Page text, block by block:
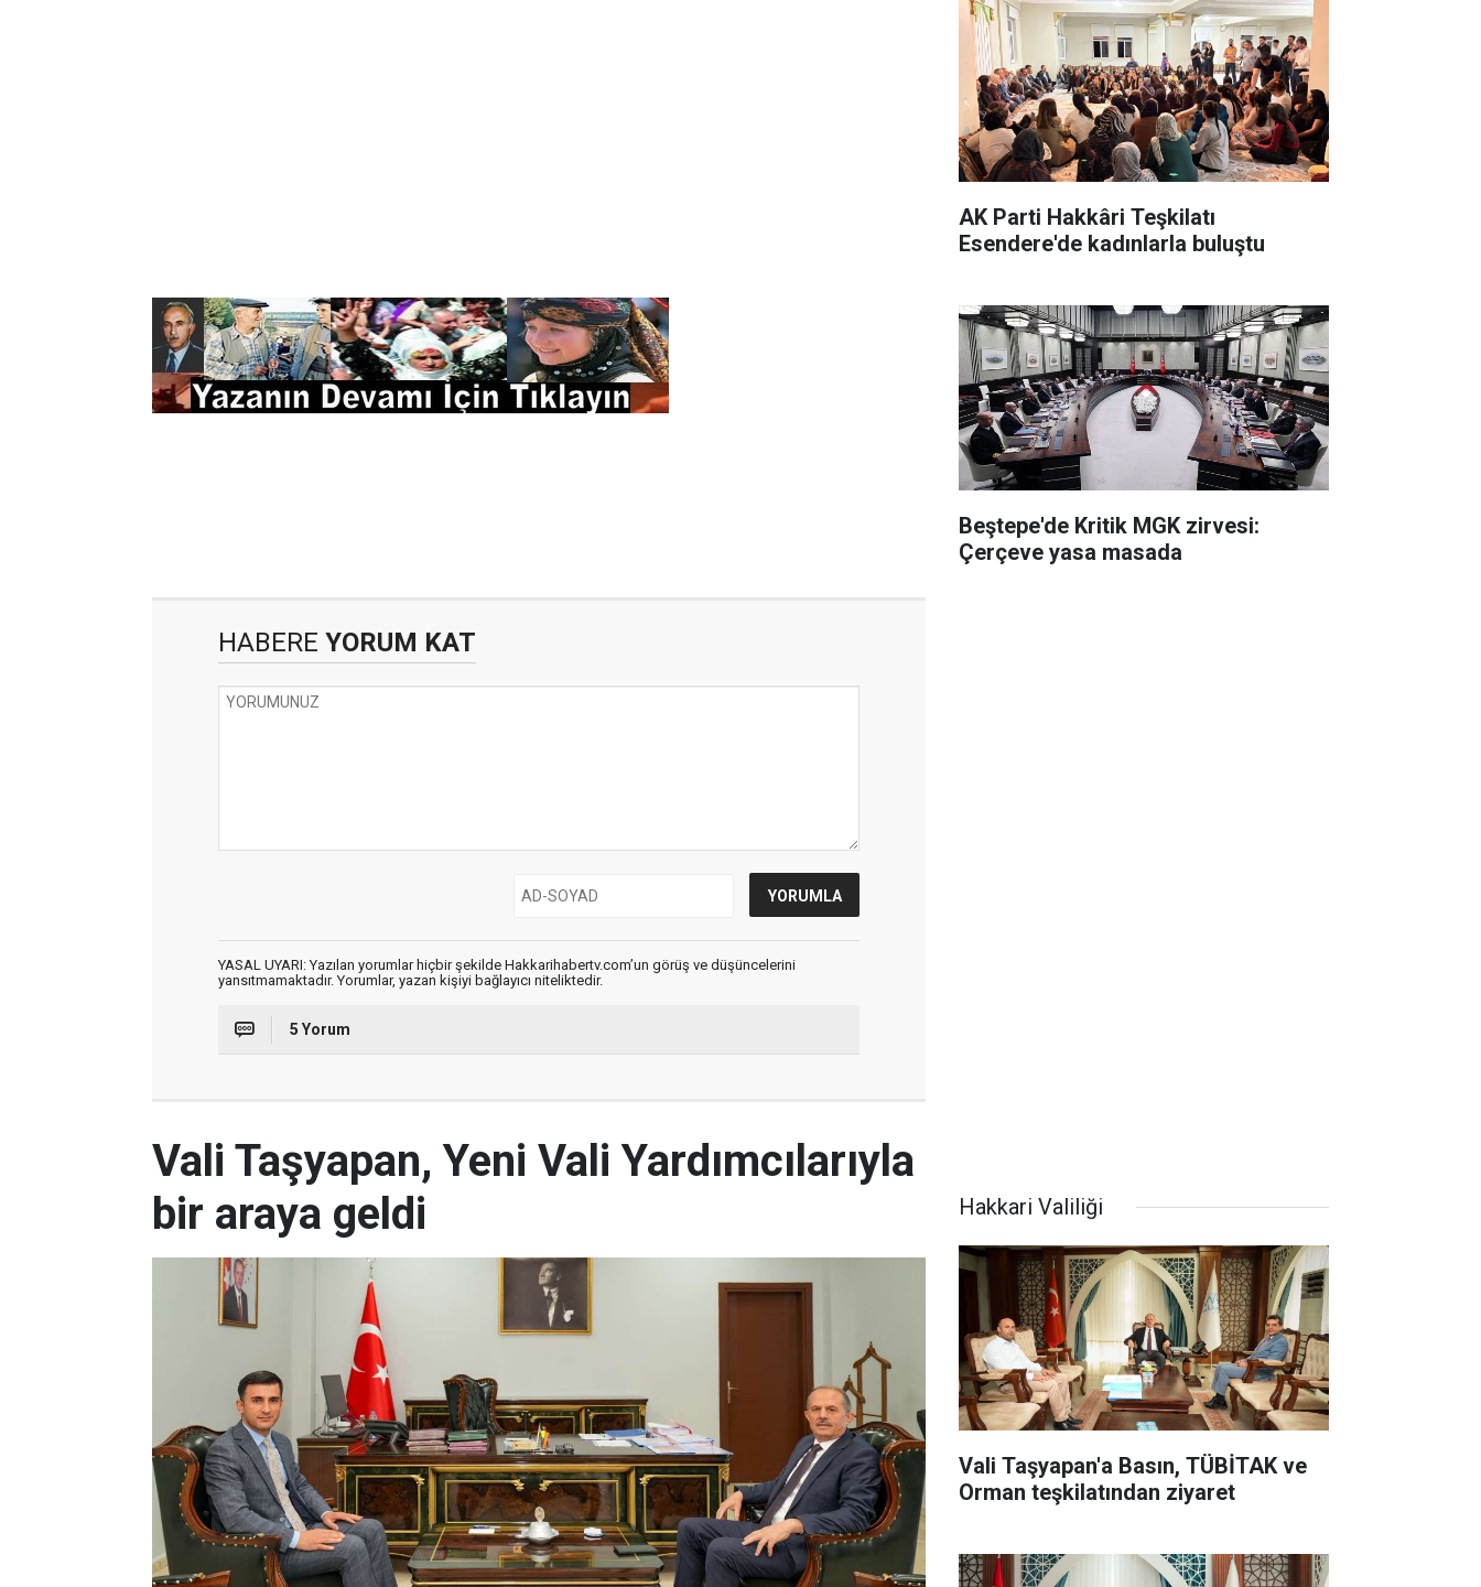
HABERE YORUM KAT
YASAL UYARI: Yazılan yorumlar hiçbir şekilde Hakkarihabertv.com’un görüş ve düşüncelerini
yansıtmamaktadır. Yorumlar, yazan kişiyi bağlayıcı niteliktedir.
5 Yorum
AK Parti Hakkâri Teşkilatı
Esendere'de kadınlarla buluştu
Beştepe'de Kritik MGK zirvesi:
Çerçeve yasa masada
Vali Taşyapan, Yeni Vali Yardımcılarıyla
bir araya geldi
Hakkari Valiliği
Vali Taşyapan'a Basın, TÜBİTAK ve
Orman teşkilatından ziyaret